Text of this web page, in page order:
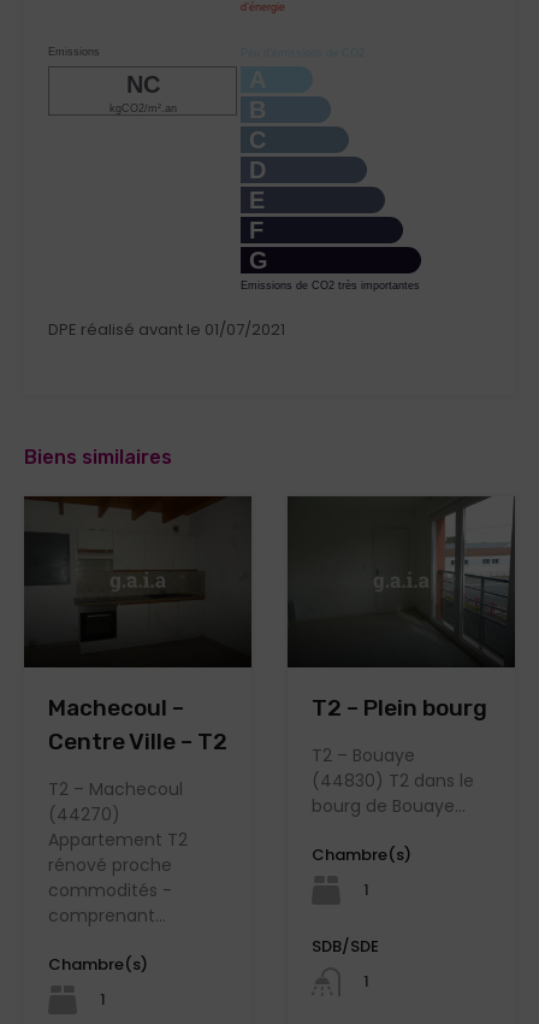
d’énergie
Emissions
NC
kgCO2/m².an
B
C
D
E
F
G
Emissions de CO2 très importantes
DPE réalisé avant le 01/07/2021
Biens similaires
Machecoul –
Centre Ville – T2
T2 – Machecoul
(44270)
Appartement T2
rénové proche
commodités -
comprenant…
Chambre(s)
1
T2 – Plein bourg
T2 – Bouaye
(44830) T2 dans le
bourg de Bouaye…
Chambre(s)
1
SDB/SDE
1